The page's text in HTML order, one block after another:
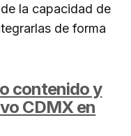
la capacidad de
de forma
contenido y
CDMX en